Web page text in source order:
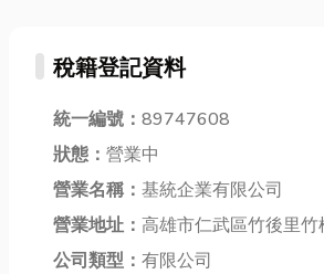
過一週。不論
房價提升翻
新，還是結合
面處理，只要
交給專業工
班，效率與品
100萬元，那
就來分享刮刮
樂號碼必選密
技，教各位如
稅籍登記資料
統一編號： 89747608
狀態： 營業中
營業名稱： 基統企業有限公司
營業地址： 高雄市仁武區竹後里竹
公司類型： 有限公司